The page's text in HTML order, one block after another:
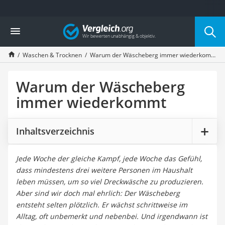
Die beliebtesten Vergleiche nach Kategorie
Haushalt
Wassersprudler
Zentralstaubsauger
Wischroboter
Wäschespinne
Industriestaubsauger
Akku-Staubsauger
Eierkocher
Saug-Wisch-Roboter
Handstaubsauger
Milchaufschäumer
Kondenstrockner
Reiskocher
Heißwasserspender
Vergleich
Waschen & Trocknen Warum der Wäscheberg immer wiederkommt
Warum der Wäscheberg
immer wiederkommt
Inhaltsverzeichnis
Jede Woche der gleiche Kampf, jede Woche das Gefühl,
dass mindestens drei weitere Personen im Haushalt
leben müssen, um so viel Dreckwäsche zu produzieren.
Aber sind wir doch mal ehrlich: Der Wäscheberg
entsteht selten plötzlich. Er wächst schrittweise im
Alltag, oft unbemerkt und nebenbei. Und irgendwann ist